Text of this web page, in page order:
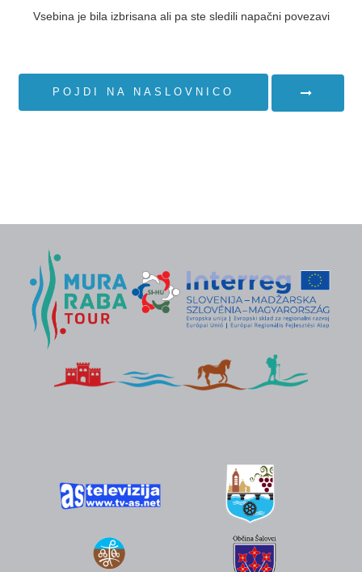
Vsebina je bila izbrisana ali pa ste sledili napačni povezavi
POJDI NA NASLOVNICO